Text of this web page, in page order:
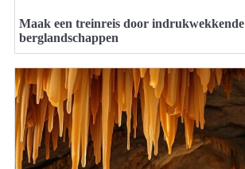
Maak een treinreis door indrukwekkende
berglandschappen